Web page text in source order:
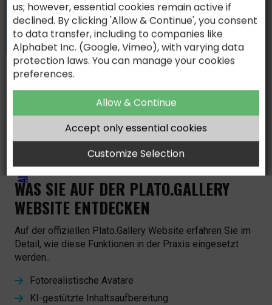
AI-ASSISTED. HUMAN-DRIVEN.
Internationale Vertriebsgespräche
Komplexe Buying Center
Produktvorstellungen neuer Maschinen
Digitale Messen & Events
Management-Präsentationen
Technische Workshops
WAS SIE AUF DER PLATO.GALLERY
WEBSITE ENTDECKEN
Auf der offiziellen Plato.Gallery Website erfahren Sie im
Detail, wie diese Funktionen in der Praxis eingesetzt
werden..
Fotorealistische Avatare
KI-gestützte Inhaltsaufbereitung
us; however, essential cookies remain active if
declined. By clicking 'Allow & Continue', you consent
to data transfer, including to companies like
Alphabet Inc. (Google, Vimeo), with varying data
protection laws. You can manage your cookies
preferences.
Allow & Continue
Accept only essential cookies
Customize Selection